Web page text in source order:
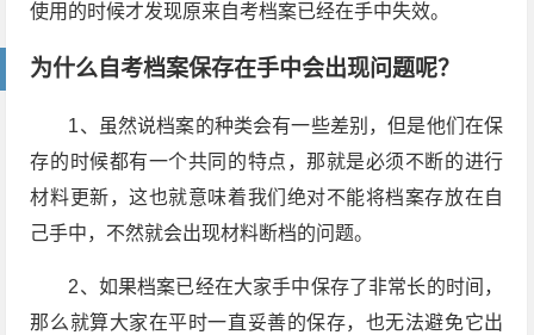
使用的时候才发现原来自考档案已经在手中失效。
为什么自考档案保存在手中会出现问题呢？
1、虽然说档案的种类会有一些差别，但是他们在保
存的时候都有一个共同的特点，那就是必须不断的进行
材料更新，这也就意味着我们绝对不能将档案存放在自
己手中，不然就会出现材料断档的问题。
2、如果档案已经在大家手中保存了非常长的时间，
那么就算大家在平时一直妥善的保存，也无法避免它出